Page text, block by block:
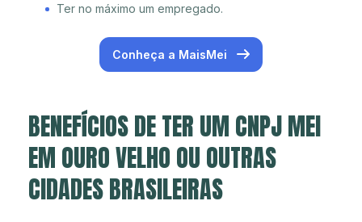
Ter no máximo um empregado.
Conheça a MaisMei
BENEFÍCIOS DE TER UM CNPJ MEI
EM OURO VELHO OU OUTRAS
CIDADES BRASILEIRAS